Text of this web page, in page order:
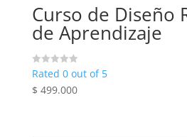
Curso de Diseño
de Aprendizaje
Rated 0 out of 5
$ 499.000